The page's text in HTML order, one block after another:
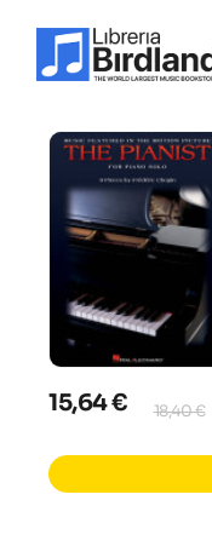
15,64 € 18,40 €